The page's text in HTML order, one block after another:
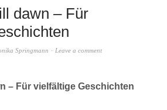
dawn – Für
Springmann Leave a comment
– Für vielfältige Geschichten